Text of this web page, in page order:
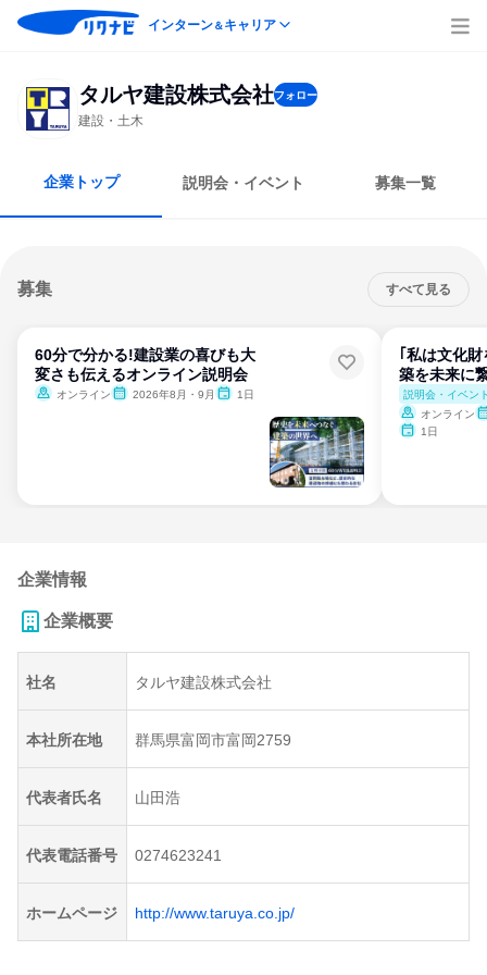
インターン＆キャリア
タルヤ建設株式会社フォロー
建設・土木
企業トップ 説明会・イベント 募集一覧
募集 すべて見る
60分で分かる!建設業の喜びも大
変さも伝えるオンライン説明会
オンライン 2026年8月・9月 1日
｢私は文化
築を未来に
説明会・イベン
オンライン
1日
企業情報
企業概要
社名 タルヤ建設株式会社
本社所在地 群馬県富岡市富岡2759
代表者氏名 山田浩
代表電話番号 0274623241
ホームページ http://www.taruya.co.jp/